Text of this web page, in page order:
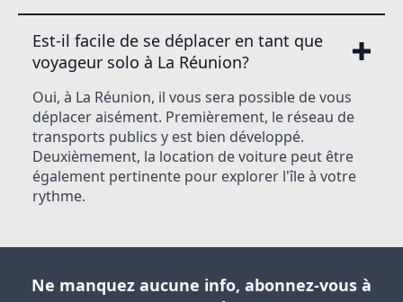
Est-il facile de se déplacer en tant que
voyageur solo à La Réunion?
Oui, à La Réunion, il vous sera possible de vous
déplacer aisément. Premièrement, le réseau de
transports publics y est bien développé.
Deuxièmement, la location de voiture peut être
également pertinente pour explorer l'île à votre
rythme.
Ne manquez aucune info, abonnez-vous à